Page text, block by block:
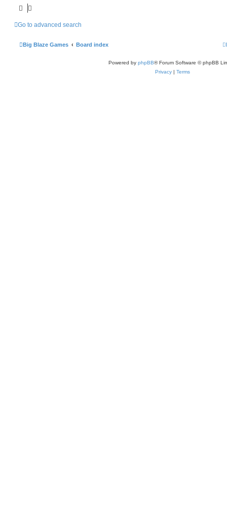
Go to advanced search
Big Blaze Games Board index
Powered by phpBB® Forum Software © phpBB
Privacy | Terms